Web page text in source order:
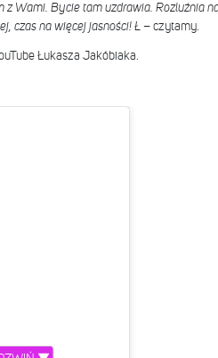
Wami. Bycie tam uzdrawia. Rozluźnia
czas na więcej jasności! Ł– czytamy.
Łukasza Jakóbiaka.